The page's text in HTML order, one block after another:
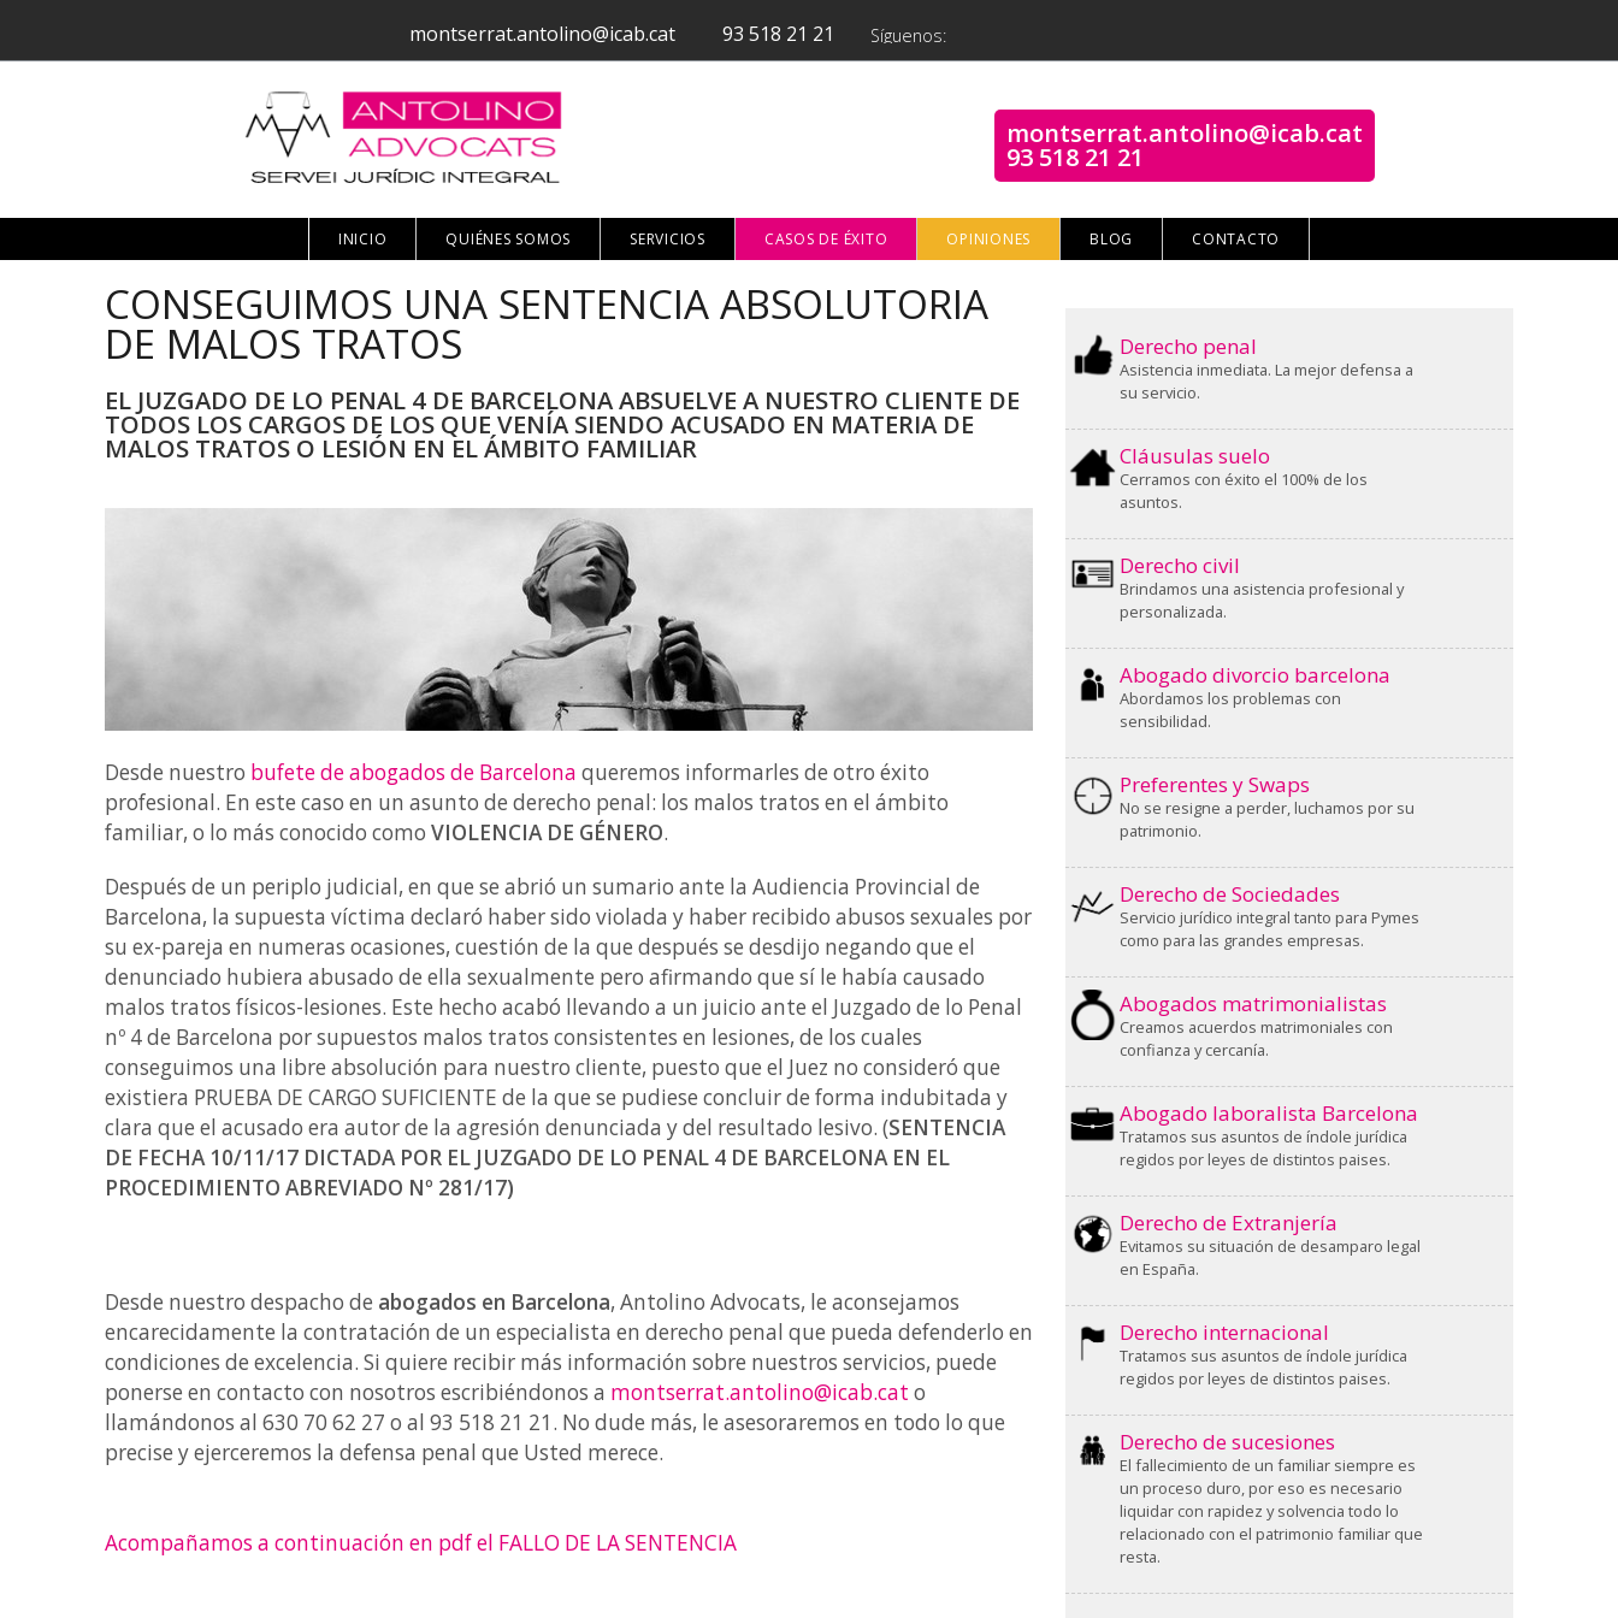
montserrat.antolino@icab.cat 93 518 21 21 Síguenos:
montserrat.antolino@icab.cat
93 518 21 21
INICIO QUIÉNES SOMOS SERVICIOS CASOS DE ÉXITO OPINIONES BLOG CONTACTO
CONSEGUIMOS UNA SENTENCIA ABSOLUTORIA
DE MALOS TRATOS
EL JUZGADO DE LO PENAL 4 DE BARCELONA ABSUELVE A NUESTRO CLIENTE DE
TODOS LOS CARGOS DE LOS QUE VENÍA SIENDO ACUSADO EN MATERIA DE
MALOS TRATOS O LESIÓN EN EL ÁMBITO FAMILIAR
Desde nuestro bufete de abogados de Barcelona queremos informarles de otro éxito
profesional. En este caso en un asunto de derecho penal: los malos tratos en el ámbito
familiar, o lo más conocido como VIOLENCIA DE GÉNERO.
Después de un periplo judicial, en que se abrió un sumario ante la Audiencia Provincial de
Barcelona, la supuesta víctima declaró haber sido violada y haber recibido abusos sexuales por
su ex-pareja en numeras ocasiones, cuestión de la que después se desdijo negando que el
denunciado hubiera abusado de ella sexualmente pero afirmando que sí le había causado
malos tratos físicos-lesiones. Este hecho acabó llevando a un juicio ante el Juzgado de lo Penal
nº 4 de Barcelona por supuestos malos tratos consistentes en lesiones, de los cuales
conseguimos una libre absolución para nuestro cliente, puesto que el Juez no consideró que
existiera PRUEBA DE CARGO SUFICIENTE de la que se pudiese concluir de forma indubitada y
clara que el acusado era autor de la agresión denunciada y del resultado lesivo. (SENTENCIA
DE FECHA 10/11/17 DICTADA POR EL JUZGADO DE LO PENAL 4 DE BARCELONA EN EL
PROCEDIMIENTO ABREVIADO Nº 281/17)
Desde nuestro despacho de abogados en Barcelona, Antolino Advocats, le aconsejamos
encarecidamente la contratación de un especialista en derecho penal que pueda defenderlo en
condiciones de excelencia. Si quiere recibir más información sobre nuestros servicios, puede
ponerse en contacto con nosotros escribiéndonos a montserrat.antolino@icab.cat o
llamándonos al 630 70 62 27 o al 93 518 21 21. No dude más, le asesoraremos en todo lo que
precise y ejerceremos la defensa penal que Usted merece.
Acompañamos a continuación en pdf el FALLO DE LA SENTENCIA
Derecho penal
Asistencia inmediata. La mejor defensa a
su servicio.
Cláusulas suelo
Cerramos con éxito el 100% de los
asuntos.
Derecho civil
Brindamos una asistencia profesional y
personalizada.
Abogado divorcio barcelona
Abordamos los problemas con
sensibilidad.
Preferentes y Swaps
No se resigne a perder, luchamos por su
patrimonio.
Derecho de Sociedades
Servicio jurídico integral tanto para Pymes
como para las grandes empresas.
Abogados matrimonialistas
Creamos acuerdos matrimoniales con
confianza y cercanía.
Abogado laboralista Barcelona
Tratamos sus asuntos de índole jurídica
regidos por leyes de distintos paises.
Derecho de Extranjería
Evitamos su situación de desamparo legal
en España.
Derecho internacional
Tratamos sus asuntos de índole jurídica
regidos por leyes de distintos paises.
Derecho de sucesiones
El fallecimiento de un familiar siempre es
un proceso duro, por eso es necesario
liquidar con rapidez y solvencia todo lo
relacionado con el patrimonio familiar que
resta.